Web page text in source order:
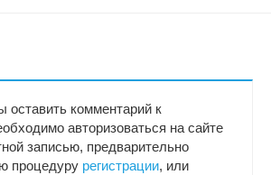
оставить комментарий к
авторизоваться на сайте
записью, предварительно
процедуру регистрации, или